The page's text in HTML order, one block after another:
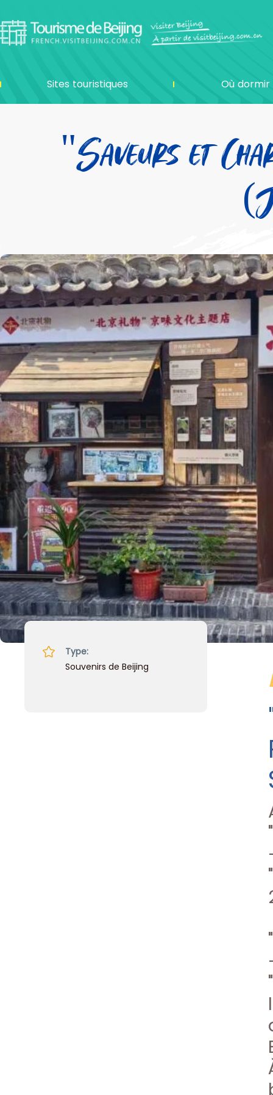
Sites touristiques Où dormir
"Saveurs et
Type:
Souvenirs de Beijing